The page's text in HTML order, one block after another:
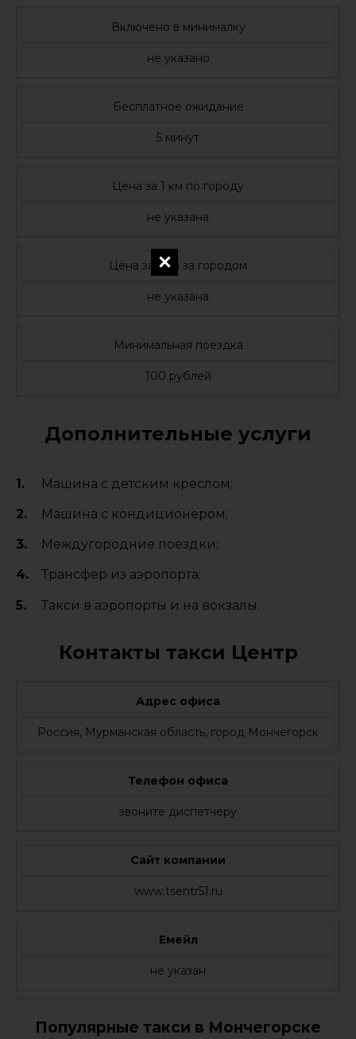
Включено в минималку
не указано
Бесплатное ожидание
5 минут
Цена за 1 км по городу
не указана
Цена за 1 км за городом
не указана
Минимальная поездка
100 рублей
Дополнительные услуги
Машина с детским креслом;
Машина с кондиционером;
Междугородние поездки;
Трансфер из аэропорта;
Такси в аэропорты и на вокзалы.
Контакты такси Центр
Адрес офиса
Россия, Мурманская область, город Мончегорск
Телефон офиса
звоните диспетчеру
Сайт компании
www.tsentr51.ru
Емейл
не указан
Популярные такси в Мончегорске